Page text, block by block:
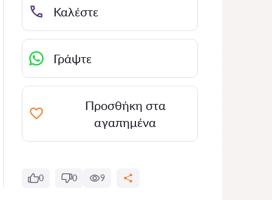
Καλέστε
Γράψτε
Προσθήκη στα
αγαπημένα
0 0 9